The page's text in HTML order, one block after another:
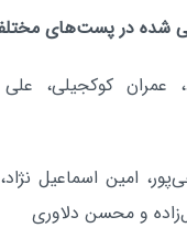
شده در پست‌های
عمران کوکجیلی،
امین اسماعیل
و محسن دلاوری‌